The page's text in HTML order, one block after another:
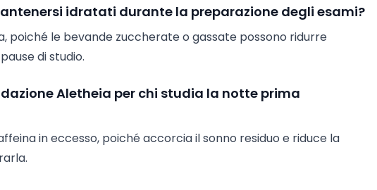
idratati durante la preparazione degli esami?
poiché le bevande zuccherate o gassate possono ridurre
di studio.
Aletheia per chi studia la notte prima
in eccesso, poiché accorcia il sonno residuo e riduce la